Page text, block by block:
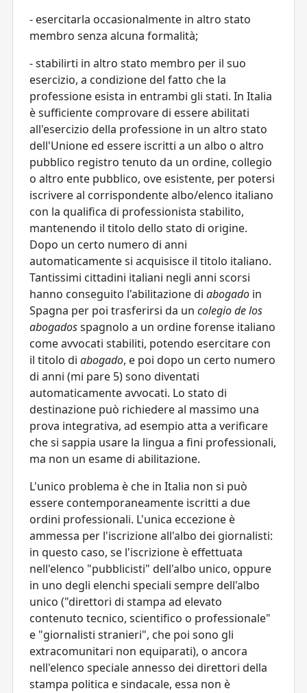
- esercitarla occasionalmente in altro stato
membro senza alcuna formalità;
- stabilirti in altro stato membro per il suo
esercizio, a condizione del fatto che la
professione esista in entrambi gli stati. In Italia
è sufficiente comprovare di essere abilitati
all'esercizio della professione in un altro stato
dell'Unione ed essere iscritti a un albo o altro
pubblico registro tenuto da un ordine, collegio
o altro ente pubblico, ove esistente, per potersi
iscrivere al corrispondente albo/elenco italiano
con la qualifica di professionista stabilito,
mantenendo il titolo dello stato di origine.
Dopo un certo numero di anni
automaticamente si acquisisce il titolo italiano.
Tantissimi cittadini italiani negli anni scorsi
hanno conseguito l'abilitazione di abogado in
Spagna per poi trasferirsi da un colegio de los
abogadosspagnolo a un ordine forense italiano
come avvocati stabiliti, potendo esercitare con
il titolo di abogado, e poi dopo un certo numero
di anni (mi pare 5) sono diventati
automaticamente avvocati. Lo stato di
destinazione può richiedere al massimo una
prova integrativa, ad esempio atta a verificare
che si sappia usare la lingua a fini professionali,
ma non un esame di abilitazione.
L'unico problema è che in Italia non si può
essere contemporaneamente iscritti a due
ordini professionali. L'unica eccezione è
ammessa per l'iscrizione all'albo dei giornalisti:
in questo caso, se l'iscrizione è effettuata
nell'elenco "pubblicisti" dell'albo unico, oppure
in uno degli elenchi speciali sempre dell'albo
unico ("direttori di stampa ad elevato
contenuto tecnico, scientifico o professionale"
e "giornalisti stranieri", che poi sono gli
extracomunitari non equiparati), o ancora
nell'elenco speciale annesso dei direttori della
stampa politica e sindacale, essa non è